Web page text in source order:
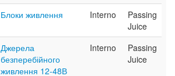
Блоки живлення
Interno
Passing
Juice
Джерела
безперебійного
живлення 12-48В
Interno
Passing
Juice